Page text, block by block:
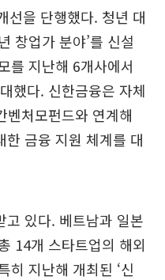
선을 단행했다. 청년 대
창업가 분야’를 신설
를 지난해 6개사에서
했다. 신한금융은 자체
벤처모펀드와 연계해
한 금융 지원 체계를 대
고 있다. 베트남과 일본
14개 스타트업의 해외
히 지난해 개최된 ‘신